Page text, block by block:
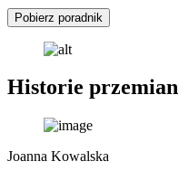
Pobierz poradnik
Historie przemian
Joanna Kowalska